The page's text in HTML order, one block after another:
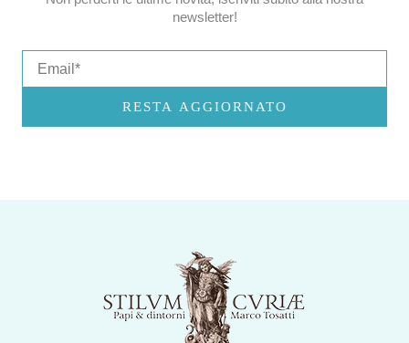
newsletter!
RESTA AGGIORNATO